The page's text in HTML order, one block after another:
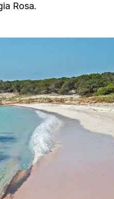
Rosa.